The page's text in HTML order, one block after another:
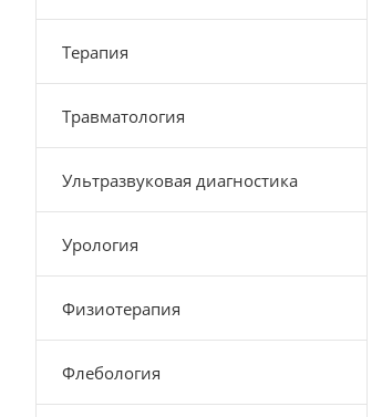
Терапия
Травматология
Ультразвуковая диагностика
Урология
Физиотерапия
Флебология